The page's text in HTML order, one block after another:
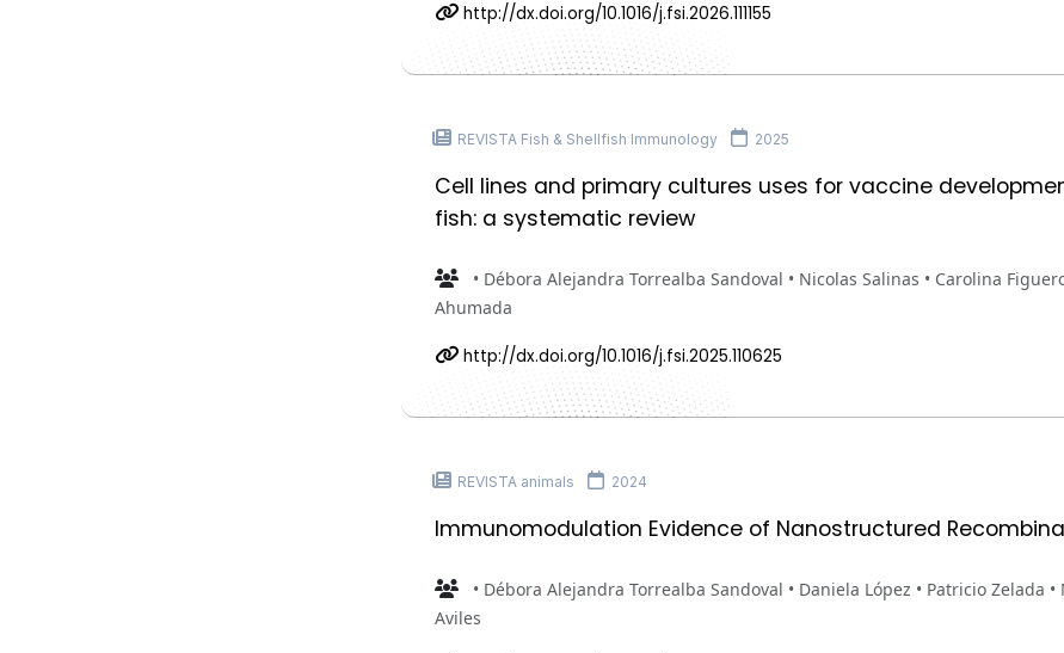
http://dx.doi.org/10.1016/j.fsi.2026.111155
REVISTA Fish & Shellfish Immunology 2025
Cell lines and primary cultures uses for vaccine
fish: a systematic review
• Débora Alejandra Torrealba Sandoval • Nicolas Salinas • Carolina
Ahumada
http://dx.doi.org/10.1016/j.fsi.2025.110625
REVISTA animals 2024
Immunomodulation Evidence of Nanostructured
• Débora Alejandra Torrealba Sandoval • Daniela López • Patricio Zelada
Aviles